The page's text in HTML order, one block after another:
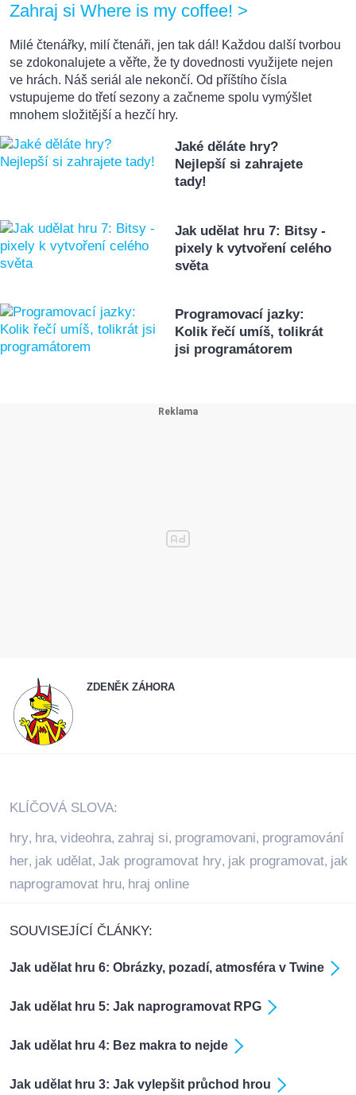
Zahraj si Where is my coffee! >
Milé čtenářky, milí čtenáři, jen tak dál! Každou další tvorbou
se zdokonalujete a věřte, že ty dovednosti využijete nejen
ve hrách. Náš seriál ale nekončí. Od příštího čísla
vstupujeme do třetí sezony a začneme spolu vymýšlet
mnohem složitější a hezčí hry.
Jaké děláte hry?
Nejlepší si zahrajete
tady!
Jak udělat hru 7: Bitsy -
pixely k vytvoření celého
světa
Programovací jazky:
Kolik řečí umíš, tolikrát
jsi programátorem
ZDENĚK ZÁHORA
KLÍČOVÁ SLOVA:
hry, hra, videohra, zahraj si, programovani, programování
her, jak udělat, Jak programovat hry, jak programovat, jak
naprogramovat hru, hraj online
SOUVISEJÍCÍ ČLÁNKY:
Jak udělat hru 6: Obrázky, pozadí, atmosféra v Twine
Jak udělat hru 5: Jak naprogramovat RPG
Jak udělat hru 4: Bez makra to nejde
Jak udělat hru 3: Jak vylepšit průchod hrou